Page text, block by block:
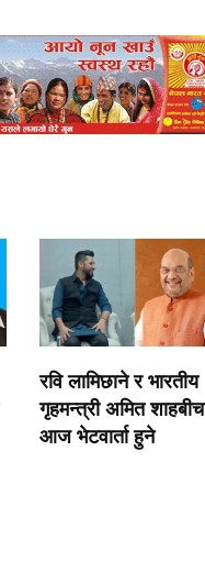
रवि लामिछाने र भारतीय
गृहमन्त्री अमित शाहबीच
आज भेटवार्ता हुने